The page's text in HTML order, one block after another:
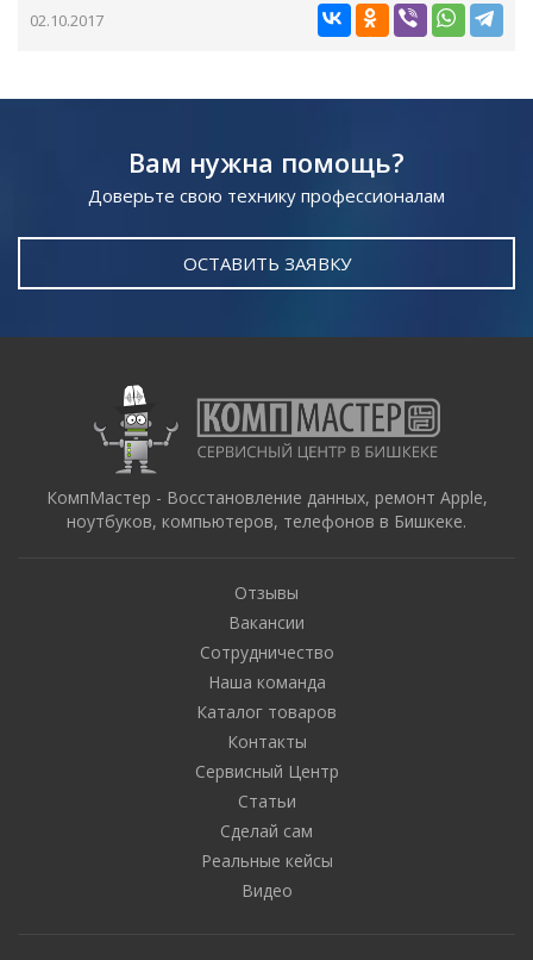
02.10.2017
Вам нужна помощь?
Доверьте свою технику профессионалам
ОСТАВИТЬ ЗАЯВКУ
КомпМастер - Восстановление данных, ремонт Apple,
ноутбуков, компьютеров, телефонов в Бишкеке.
Отзывы
Вакансии
Сотрудничество
Наша команда
Каталог товаров
Контакты
Сервисный Центр
Статьи
Сделай сам
Реальные кейсы
Видео